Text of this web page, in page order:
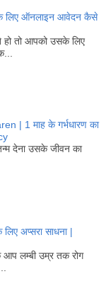
लिए ऑनलाइन आवेदन कैसे
हो तो आपको उसके लिए
| 1 माह के गर्भधारण का
देना उसके जीवन का
अप्सरा साधना |
लम्बी उम्र तक रोग